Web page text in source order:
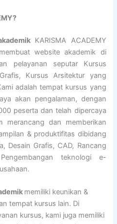
KARISMA ACADEMY
website akademik di
pelayanan seputar Kursus
Kursus Arsitektur yang
adalah tempat kursus yang
akan pengalaman, dengan
peserta dan telah dipercaya
merancang dan memberikan
& produktifitas dibidang
Desain Grafis, CAD, Rancang
teknologi e-
memiliki keunikan &
tempat kursus lain. Di
kursus, kami juga memiliki